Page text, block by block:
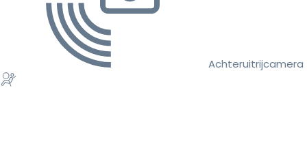
Achteruitrijcamera